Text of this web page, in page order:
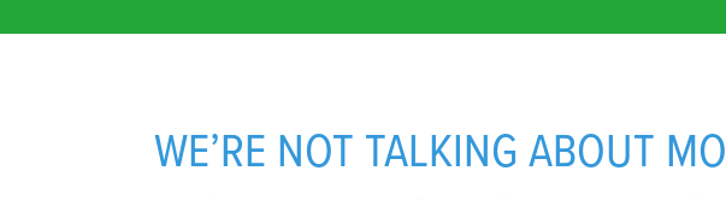
WE’RE NOT TALKING ABOUT